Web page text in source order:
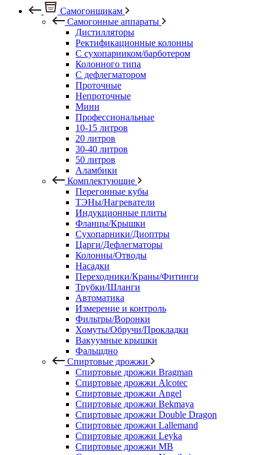
Самогонщикам
Самогонные аппараты
Дистилляторы
Ректификационные колонны
С сухопарником/барботером
Колонного типа
С дефлегматором
Проточные
Непроточные
Мини
Профессиональные
10-15 литров
20 литров
30-40 литров
50 литров
Аламбики
Комплектующие
Перегонные кубы
ТЭНы/Нагреватели
Индукционные плиты
Фланцы/Крышки
Сухопарники/Диоптры
Царги/Дефлегматоры
Колонны/Отводы
Насадки
Переходники/Краны/Фитинги
Трубки/Шланги
Автоматика
Измерение и контроль
Фильтры/Воронки
Хомуты/Обручи/Прокладки
Вакуумные крышки
Фальшдно
Спиртовые дрожжи
Спиртовые дрожжи Bragman
Спиртовые дрожжи Alcotec
Спиртовые дрожжи Angel
Спиртовые дрожжи Bekmaya
Спиртовые дрожжи Double Dragon
Спиртовые дрожжи Lallemand
Спиртовые дрожжи Leyka
Спиртовые дрожжи MB